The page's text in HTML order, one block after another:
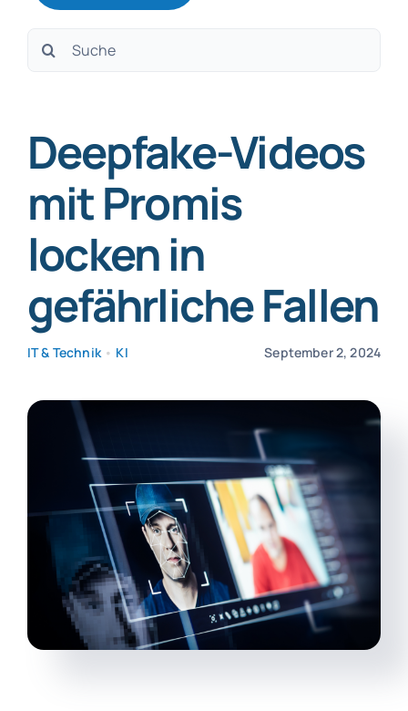
Jetzt absichern
Suche
Deepfake-Videos
mit Promis
locken in
gefährliche Fallen
IT & Technik• KI September 2, 2024